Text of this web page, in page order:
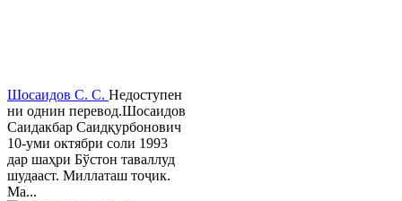
Шосаидов С. С. Недоступен
ни однин перевод.Шосаидов
Саидакбар Саидқурбонович
10-уми октябри соли 1993
дар шаҳри Бўстон таваллуд
шудааст. Миллаташ тоҷик.
Ма...